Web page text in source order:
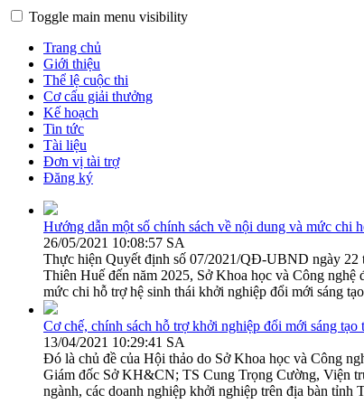
Toggle main menu visibility
Trang chủ
Giới thiệu
Thể lệ cuộc thi
Cơ cấu giải thưởng
Kế hoạch
Tin tức
Tài liệu
Đơn vị tài trợ
Đăng ký
Hướng dẫn một số chính sách về nội dung và mức chi
26/05/2021 10:08:57 SA
Thực hiện Quyết định số 07/2021/QĐ-UBND ngày 22
Thiên Huế đến năm 2025, Sở Khoa học và Công
mức chi hỗ trợ hệ sinh thái khởi nghiệp đổi mới sáng
Cơ chế, chính sách hỗ trợ khởi nghiệp đổi mới sáng
13/04/2021 10:29:41 SA
Đó là chủ đề của Hội thảo do Sở Khoa học và Công
Giám đốc Sở KH&CN; TS Cung Trọng Cường, Viện
ngành, các doanh nghiệp khởi nghiệp trên địa bàn tỉnh